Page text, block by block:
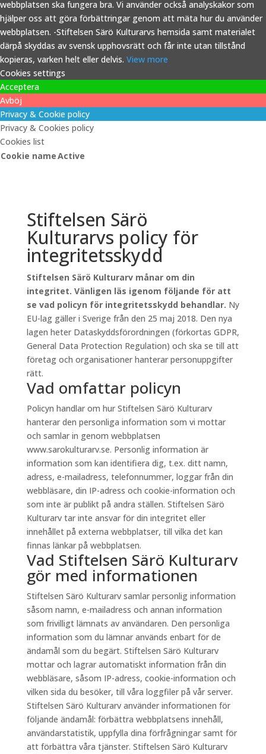
webbplatsen ska fungera bra. Vi använder också analyskakor som
hjälper oss att göra förbättringar genom att mäta hur du använder
webbplatsen. -Stiftelsen Särö Kulturarvs hemsida samt materialet
därpå skyddas av svensk upphovsrätt och får inte utan tillstånd
kopieras, varken helt eller delvis. View more
Cookies settings
Acceptera
Avböj
Privacy & Cookie policy
Privacy & Cookies policy
Cookies list
Cookie nameActive
Stiftelsen Särö
Kulturarvs policy för
integritetsskydd
Stiftelsen Särö Kulturarv månar om din
integritet. Vänligen läs igenom följande för att
se vad policyn för integritetsskydd behandlar. Ny
EU-lag gäller i Sverige från den 25 maj 2018. Den nya
lagen heter Dataskyddsförordningen (förkortas GDPR,
General Data Protection Regulation) och ska se till att
företag och organisationer hanterar personuppgifter
rätt.
Vad omfattar policyn
Policyn handlar om hur Stiftelsen Särö Kulturarv
hanterar den personliga information som vi mottar
och samlar in genom webbplatsen
www.sarokulturarv.se. Personlig information är
information som kan identifiera dig, t.ex. ditt namn,
adress, e-mailadress, telefonnummer, loggar från din
webbläsare, din IP-adress och cookie-information och
som inte är publikt på andra ställen. Stiftelsen Särö
Kulturarv tar inte ansvar för din integritet eller
innehållet på externa webbplatser, till vilka det kan
finnas länkar på webbplatsen.
Vad Stiftelsen Särö Kulturarv
gör med informationen
Stiftelsen Särö Kulturarv samlar personlig information
såsom namn, e-mailadress och annan information
som frivilligt lämnats av användaren. Den personliga
information som du lämnar används enbart för de
ändamål som du begärt. Stiftelsen Särö Kulturarv
mottar och lagrar automatiskt information från din
webbläsare, såsom IP-adress, cookie-information och
vilken sida du besöker, till våra loggfiler på vår server.
Stiftelsen Särö Kulturarv använder informationen för
följande ändamål: förbättra webbplatsens innehåll,
användarstatistik, uppfylla dina förfrågningar samt för
att förbättra våra tjänster. Stiftelsen Särö Kulturarv